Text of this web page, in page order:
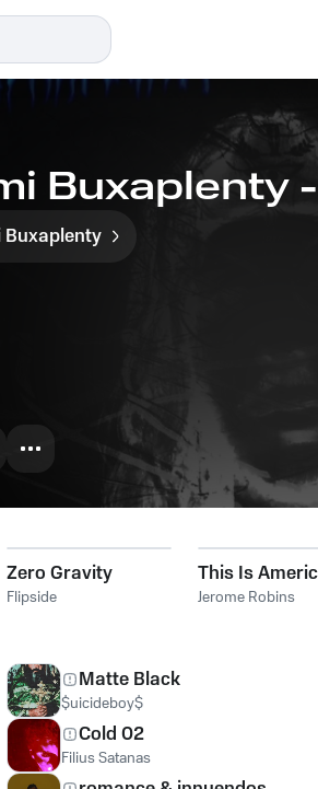
Buxaplenty
Buxaplenty
Zero Gravity
Flipside
This Is
Jerome Robins
Matte Black
$uicideboy$
Cold 02
Filius Satanas